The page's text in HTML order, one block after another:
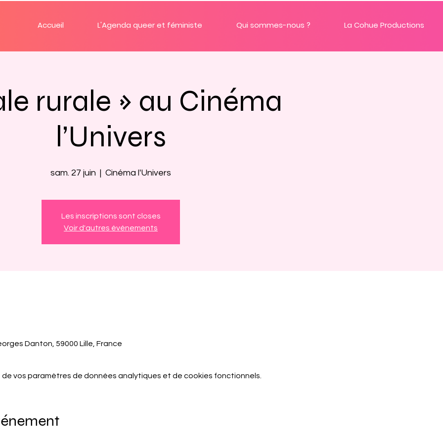
Accueil L'Agenda queer et féministe Qui sommes-nous ? La Cohue Productions
rurale » au Cinéma
l’Univers
sam. 27 juin
  |
Cinéma l'Univers
Les inscriptions sont closes
Voir d'autres événements
Danton, 59000 Lille, France
vos paramètres de données analytiques et de cookies fonctionnels.